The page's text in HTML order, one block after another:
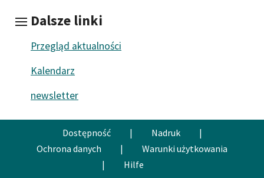
Dalsze linki
Przegląd aktualności
Kalendarz
newsletter
Dostępność | Nadruk
|
Ochrona danych
|
Warunki użytkowania
|
Hilfe